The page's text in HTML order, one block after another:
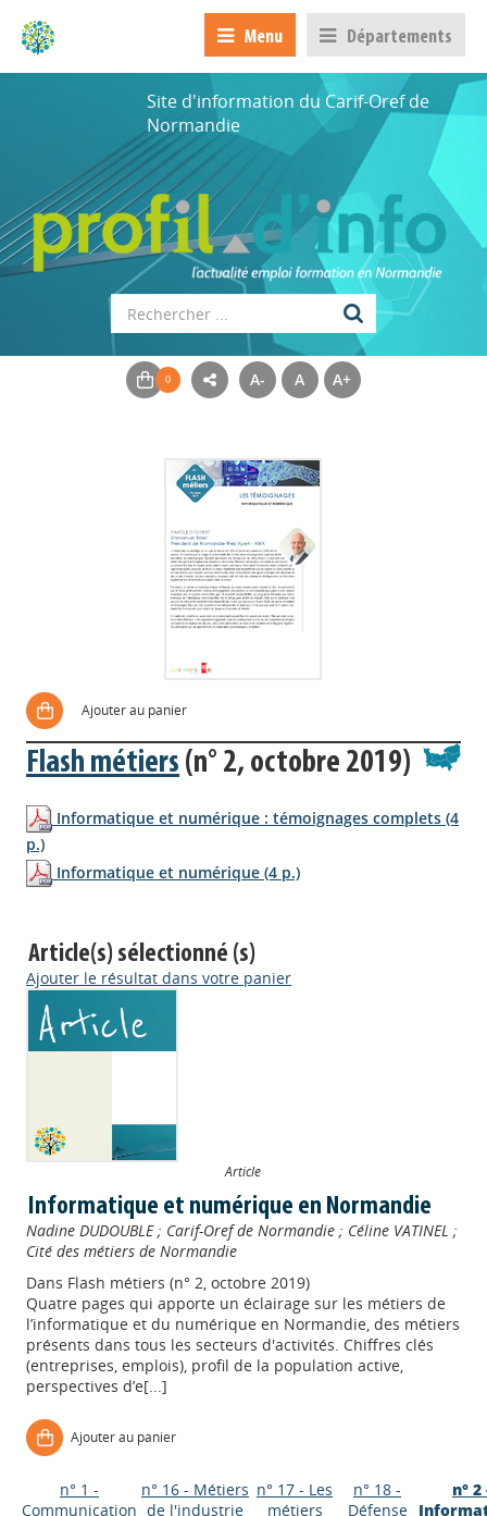
Menu Départements
Site d'information du Carif-Oref de
Normandie
A- A A+
Ajouter au panier
Flash métiers (n° 2, octobre 2019)
Informatique et numérique : témoignages complets (4
p.)
Informatique et numérique (4 p.)
Article(s) sélectionné (s)
Ajouter le résultat dans votre panier
Article
Informatique et numérique en Normandie
Nadine DUDOUBLE; Carif-Oref de Normandie ; Céline VATINEL ;
Cité des métiers de Normandie
Dans Flash métiers (n° 2, octobre 2019)
Quatre pages qui apporte un éclairage sur les métiers de
l’informatique et du numérique en Normandie, des métiers
présents dans tous les secteurs d'activités. Chiffres clés
(entreprises, emplois), profil de la population active,
perspectives d’e[...]
Ajouter au panier
n° 1 -
Communication
n° 16 - Métiers
de l'industrie
n° 17 - Les
métiers
n° 18 -
Défense
n° 2